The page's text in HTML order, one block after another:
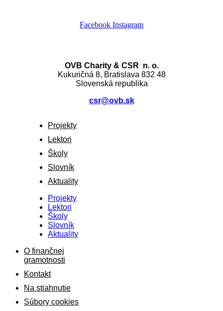
Facebook Instagram
OVB Charity & CSR n. o.
Kukuričná 8, Bratislava 832 48
Slovenská republika
csr@ovb.sk
Projekty
Lektori
Školy
Slovník
Aktuality
Projekty
Lektori
Školy
Slovník
Aktuality
O finančnej
gramotnosti
Kontakt
Na stiahnutie
Súbory cookies